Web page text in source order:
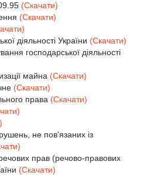
(Скачати)
(Скачати)
діяльності України (Скачати)
господарської діяльності
майна (Скачати)
(Скачати)
права (Скачати)
не пов'язаних із
прав (речово-правових
(Скачати)